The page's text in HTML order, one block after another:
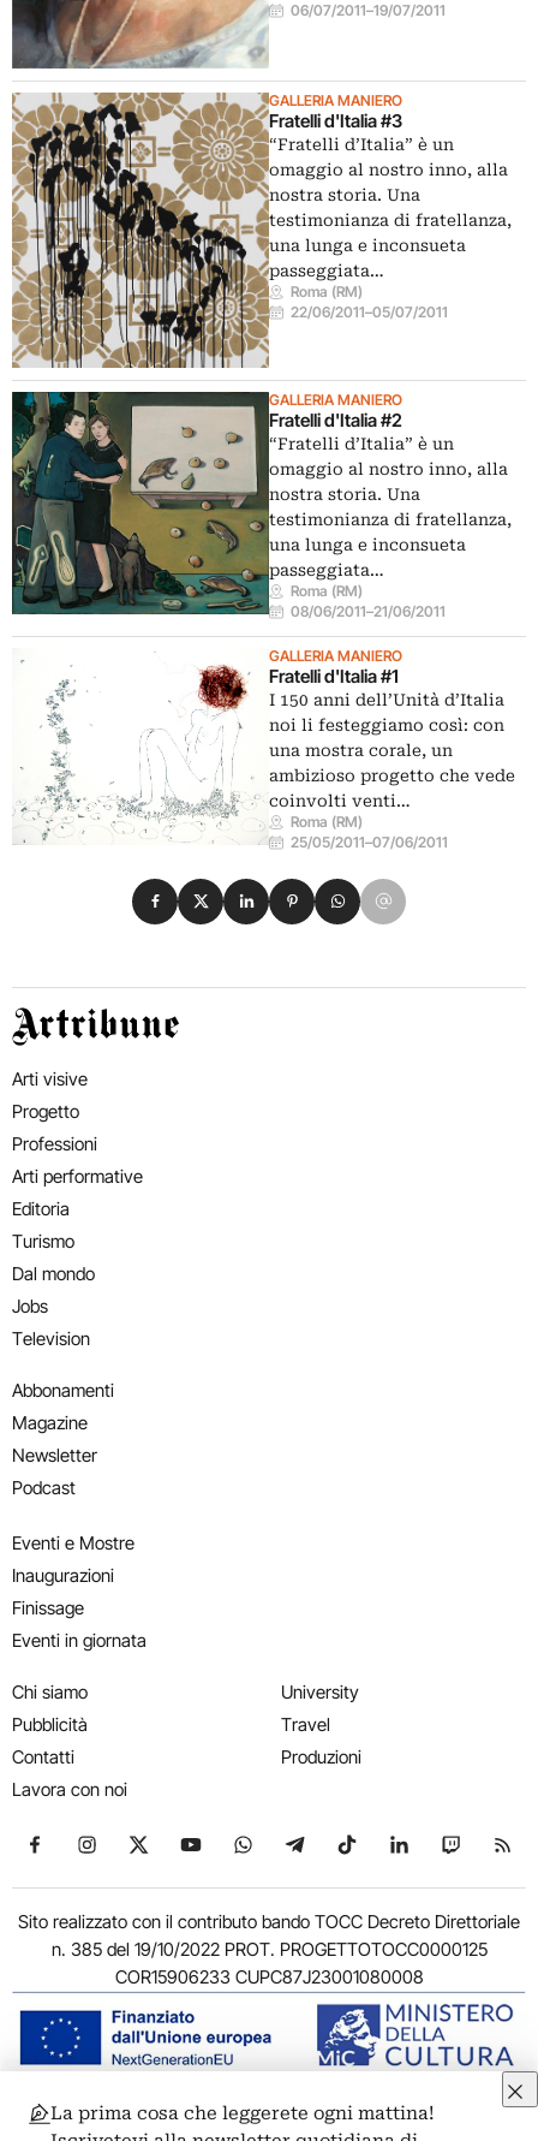
06/07/2011–19/07/2011
GALLERIA MANIERO
Fratelli d'Italia #3
“Fratelli d’Italia” è un
omaggio al nostro inno, alla
nostra storia. Una
testimonianza di fratellanza,
una lunga e inconsueta
passeggiata…
Roma (RM)
22/06/2011–05/07/2011
GALLERIA MANIERO
Fratelli d'Italia #2
“Fratelli d’Italia” è un
omaggio al nostro inno, alla
nostra storia. Una
testimonianza di fratellanza,
una lunga e inconsueta
passeggiata…
Roma (RM)
08/06/2011–21/06/2011
GALLERIA MANIERO
Fratelli d'Italia #1
I 150 anni dell’Unità d’Italia
noi li festeggiamo così: con
una mostra corale, un
ambizioso progetto che vede
coinvolti venti…
Roma (RM)
25/05/2011–07/06/2011
Condividi su Facebook
Condividi su X
Condividi su LinkedIn
Condividi su Pinterest
Condividi su WhatsApp
Condividi su Email
Artribune
Arti visive
Progetto
Professioni
Arti performative
Editoria
Turismo
Dal mondo
Jobs
Television
Abbonamenti
Magazine
Newsletter
Podcast
Eventi e Mostre
Inaugurazioni
Finissage
Eventi in giornata
Chi siamo
Pubblicità
Contatti
Lavora con noi
University
Travel
Produzioni
Seguici su Facebook
Seguici su Instagram
Seguici su X
Seguici su YouTube
Seguici su WhatsApp
Seguici su Telegram
Seguici su TikTok
Seguici su
Seguici
Sito realizzato con il contributo bando TOCC Decreto Direttoriale
n. 385 del 19/10/2022 PROT. PROGETTOTOCC0000125
COR15906233 CUPC87J23001080008
© 2011-2026 ARTRIBUNE srl – Corso Vittorio Emanuele II, 287 –
La prima cosa che leggerete ogni mattina!